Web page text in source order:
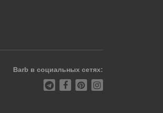
Barb в социальных сетях: